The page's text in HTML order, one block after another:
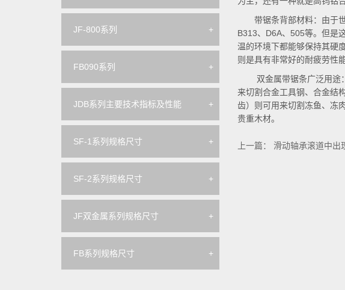
JF-800系列 +
FB090系列 +
JDB系列主要技术指标及性能 +
SF-1系列规格尺寸 +
SF-2系列规格尺寸 +
JF双金属系列规格尺寸 +
FB系列规格尺寸 +
带锯条背部材料：由于
B313、D6A、505等。但是
温的环境下都能够保持其硬
则是具有非常好的耐疲劳性能
双金属带锯条广泛用途
来切割合金工具钢、合金结
齿）则可用来切割冻鱼、冻
贵重木材。
上一篇： 滑动轴承滚道中出